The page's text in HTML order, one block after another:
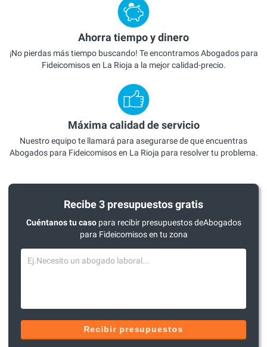
Ahorra tiempo y dinero
¡No pierdas más tiempo buscando! Te encontramos Abogados para
Fideicomisos en La Rioja a la mejor calidad-precio.
Máxima calidad de servicio
Nuestro equipo te llamará para asegurarse de que encuentras
Abogados para Fideicomisos en La Rioja para resolver tu problema.
Recibe 3 presupuestos gratis
Cuéntanos tu casopara recibir presupuestos deAbogados
para Fideicomisos en tu zona
Recibir presupuestos